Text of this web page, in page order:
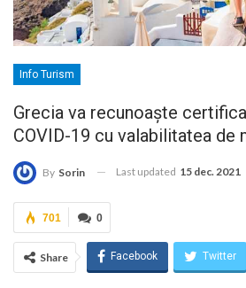
Info Turism
Grecia va recunoaște
COVID-19 cu valabilitatea de
By Sorin Last updated 15 dec. 2021
0
701
Share Facebook Twitter